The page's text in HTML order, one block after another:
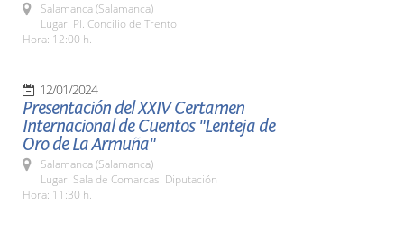
Salamanca (Salamanca)
Lugar: Pl. Concilio de Trento
Hora: 12:00 h.
12/01/2024
Presentación del XXIV Certamen
Internacional de Cuentos "Lenteja de
Oro de La Armuña"
Salamanca (Salamanca)
Lugar: Sala de Comarcas. Diputación
Hora: 11:30 h.